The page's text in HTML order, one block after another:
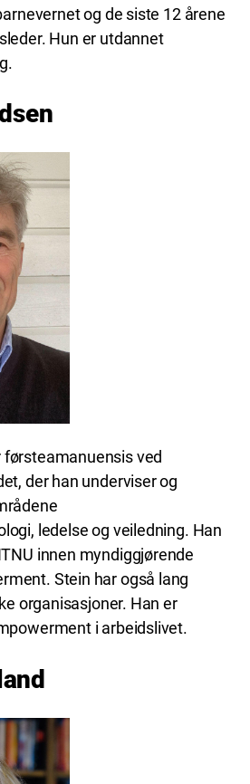
og de siste 12 årene
Hun er utdannet
ved
der han underviser og
ledelse og veiledning. Han
innen myndiggjørende
Stein har også lang
organisasjoner. Han er
i arbeidslivet.